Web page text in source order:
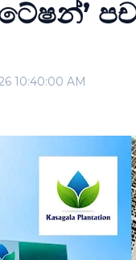
10:40:00 AM